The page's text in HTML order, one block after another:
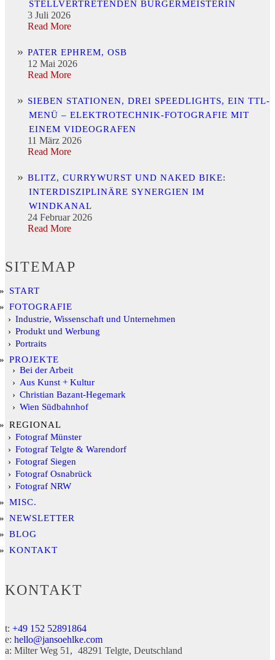
STELLVERTRETENDEN BÜRGERMEISTERIN
3 Juli 2026
Read More
PATER EPHREM, OSB
12 Mai 2026
Read More
SIEBEN STATIONEN, DREI SPEEDLIGHTS, EIN TTL-
MENÜ – ELEKTROTECHNIK-FOTOGRAFIE MIT
EINEM VIDEOGRAFEN
11 März 2026
Read More
BLITZ, CURRYWURST UND NAKED BIKE:
INTERDISZIPLINÄRE SYNERGIEN IM
WINDKANAL
24 Februar 2026
Read More
SITEMAP
START
FOTOGRAFIE
Industrie, Wissenschaft und Unternehmen
Produkt und Werbung
Portraits
PROJEKTE
Bei der Arbeit
Aus Kunst + Kultur
Christian Bazant-Hegemark
Wien Südbahnhof
REGIONAL
Fotograf Münster
Fotograf Telgte & Warendorf
Fotograf Siegen
Fotograf Osnabrück
Fotograf NRW
MISC.
NEWSLETTER
BLOG
KONTAKT
KONTAKT
t: +49 152 52891864
e: hello@jansoehlke.com
a: Milter Weg 51 48291 Telgte Deutschland